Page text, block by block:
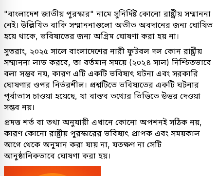
"বাংলাদেশ জাতীয় পুরস্কার" নামে সুনির্দিষ্ট কোনো রাষ্ট্রীয় সম্মাননা
নেই। উল্লিখিত বাকি সম্মাননাগুলো অতীত অবদানের জন্য ঘোষিত
হয়ে থাকে, ভবিষ্যতের জন্য অগ্রিম ঘোষণা করা হয় না।
সুতরাং, ২০২৫ সালে বাংলাদেশের নারী ফুটবল দল কোন রাষ্ট্রীয়
সম্মাননা লাভ করবে, তা বর্তমান সময়ে (২০২৪ সাল) নিশ্চিতভাবে
বলা সম্ভব নয়, কারণ এটি একটি ভবিষ্যৎ ঘটনা এবং সরকারি
ঘোষণার ওপর নির্ভরশীল। প্রশ্নটিতে ভবিষ্যতের একটি ঘটনার
পূর্বাভাস চাওয়া হয়েছে, যা বাস্তব তথ্যের ভিত্তিতে উত্তর দেওয়া
সম্ভব নয়।
প্রদত্ত শর্ত বা তথ্য অনুযায়ী এখানে কোনো অপশনই সঠিক নয়,
কারণ কোনো রাষ্ট্রীয় পুরস্কারের ভবিষ্যৎ প্রাপক এবং সময়কাল
আগে থেকে অনুমান করা যায় না, যতক্ষণ না সেটি
আনুষ্ঠানিকভাবে ঘোষণা করা হয়।